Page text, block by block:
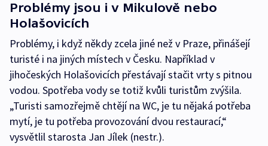
Problémy jsou i v Mikulově nebo
Holašovicích
Problémy, i když někdy zcela jiné než v Praze, přinášejí
turisté i na jiných místech v Česku. Například v
jihočeských Holašovicích přestávají stačit vrty s pitnou
vodou. Spotřeba vody se totiž kvůli turistům zvýšila.
„Turisti samozřejmě chtějí na WC, je tu nějaká potřeba
mytí, je tu potřeba provozování dvou restaurací,“
vysvětlil starosta Jan Jílek (nestr.).